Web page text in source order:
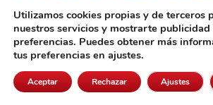
La Banda de Alcázar logra el
en el Certamen Nacional de
de Cullera
agosto 3, 2026
Utilizamos cookies propias y de terceros
nuestros servicios y mostrarte
preferencias. Puedes obtener más
tus preferencias en ajustes.
Aceptar Rechazar Ajustes